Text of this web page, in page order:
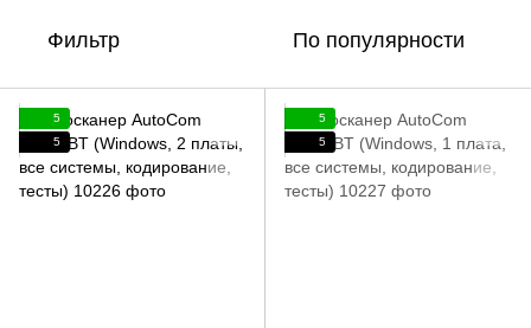
Фильтр По популярности
5
5
5
5